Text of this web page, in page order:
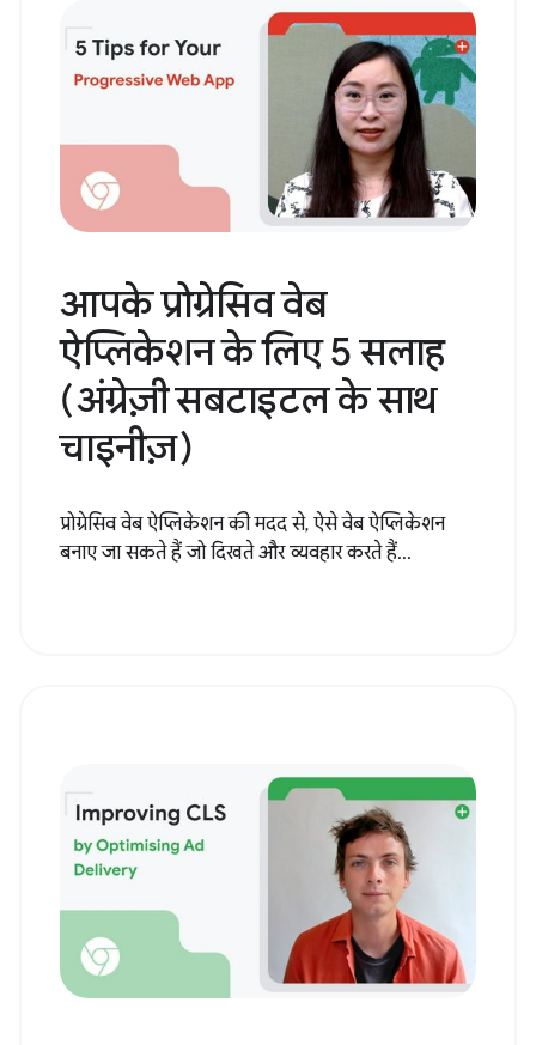
आपके प्रोग्रेसिव वेब
ऐप्लिकेशन के लिए 5 सलाह
(अंग्रेज़ी सबटाइटल के साथ
चाइनीज़)
प्रोग्रेसिव वेब ऐप्लिकेशन की मदद से, ऐसे वेब ऐप्लिकेशन
बनाए जा सकते हैं जो दिखते और व्यवहार करते हैं...